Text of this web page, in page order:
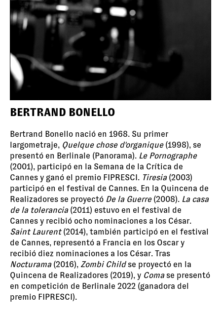
BERTRAND BONELLO
Bertrand Bonello nació en 1968. Su primer
largometraje, Quelque chose d'organique (1998), se
presentó en Berlinale (Panorama). Le Pornographe
(2001), participó en la Semana de la Crítica de
Cannes y ganó el premio FIPRESCI. Tiresia(2003)
participó en el festival de Cannes. En la Quincena de
Realizadores se proyectó De la Guerre (2008). La casa
de la tolerancia (2011) estuvo en el festival de
Cannes y recibió ocho nominaciones a los César.
Saint Laurent (2014), también participó en el festival
de Cannes, representó a Francia en los Oscar y
recibió diez nominaciones a los César. Tras
Nocturama (2016), Zombi Child se proyectó en la
Quincena de Realizadores (2019), y Coma se presentó
en competición de Berlinale 2022 (ganadora del
premio FIPRESCI).